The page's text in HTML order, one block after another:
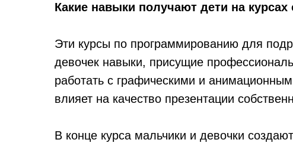
Какие навыки получают дети на
Эти курсы по программированию для
девочек навыки, присущие
работать с графическими и
влияет на качество презентации
В конце курса мальчики и девочки